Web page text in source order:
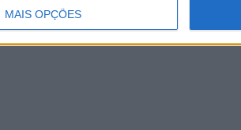
MAIS OPÇÕES